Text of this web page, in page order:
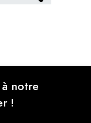
notre
!